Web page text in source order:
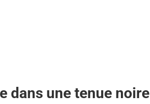
dans une tenue noire